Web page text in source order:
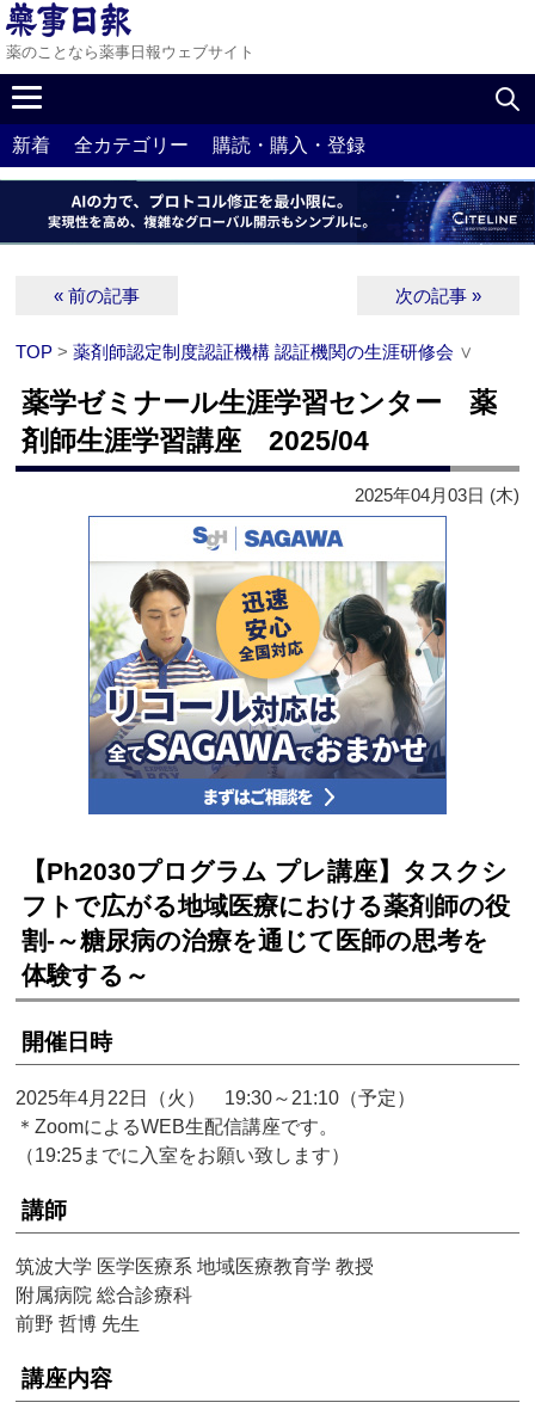
薬のことなら薬事日報ウェブサイト
新着 全カテゴリー 購読・購入・登録
« 前の記事 次の記事 »
TOP >薬剤師認定制度認証機構 認証機関の生涯研修会 ∨
薬学ゼミナール生涯学習センター 薬
剤師生涯学習講座 2025/04
2025年04月03日 (木)
【Ph2030プログラム プレ講座】タスクシ
フトで広がる地域医療における薬剤師の役
割‐～糖尿病の治療を通じて医師の思考を
体験する～
開催日時
2025年4月22日（火） 19:30～21:10（予定）
＊ZoomによるWEB生配信講座です。
（19:25までに入室をお願い致します）
講師
筑波大学 医学医療系 地域医療教育学 教授
附属病院 総合診療科
前野 哲博 先生
講座内容